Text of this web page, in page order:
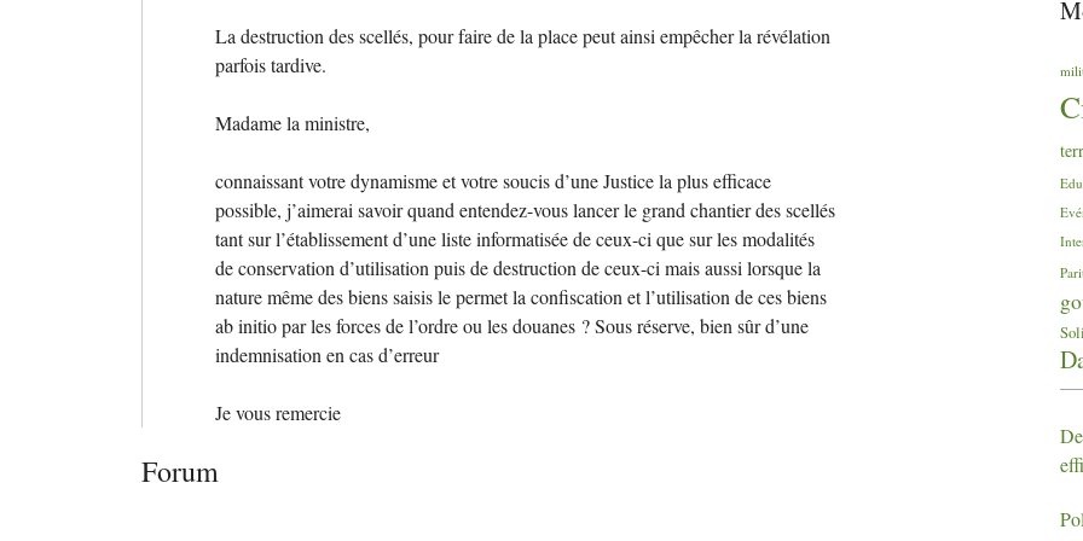
La destruction des scellés, pour faire de la place peut ainsi empêcher la révélation
parfois tardive.
Madame la ministre,
connaissant votre dynamisme et votre soucis d’une Justice la plus efficace
possible, j’aimerai savoir quand entendez-vous lancer le grand chantier des scellés
tant sur l’établissement d’une liste informatisée de ceux-ci que sur les modalités
de conservation d’utilisation puis de destruction de ceux-ci mais aussi lorsque la
nature même des biens saisis le permet la confiscation et l’utilisation de ces biens
ab initio par les forces de l’ordre ou les douanes ? Sous réserve, bien sûr d’une
indemnisation en cas d’erreur
Je vous remercie
Forum